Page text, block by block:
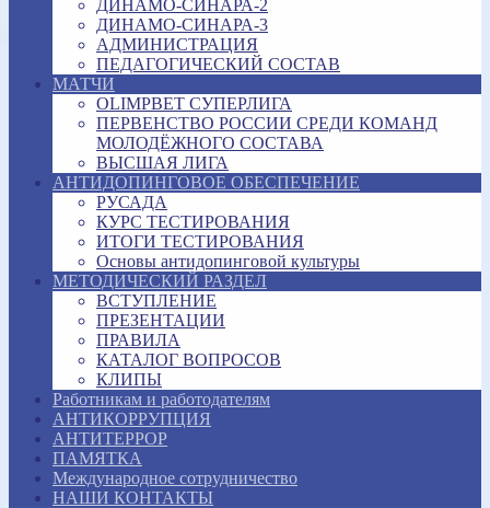
ДИНАМО-СИНАРА-2
ДИНАМО-СИНАРА-3
АДМИНИСТРАЦИЯ
ПЕДАГОГИЧЕСКИЙ СОСТАВ
МАТЧИ
OLIMPBET СУПЕРЛИГА
ПЕРВЕНСТВО РОССИИ СРЕДИ КОМАНД
МОЛОДЁЖНОГО СОСТАВА
ВЫСШАЯ ЛИГА
АНТИДОПИНГОВОЕ ОБЕСПЕЧЕНИЕ
РУСАДА
КУРС ТЕСТИРОВАНИЯ
ИТОГИ ТЕСТИРОВАНИЯ
Основы антидопинговой культуры
МЕТОДИЧЕСКИЙ РАЗДЕЛ
ВСТУПЛЕНИЕ
ПРЕЗЕНТАЦИИ
ПРАВИЛА
КАТАЛОГ ВОПРОСОВ
КЛИПЫ
Работникам и работодателям
АНТИКОРРУПЦИЯ
АНТИТЕРРОР
ПАМЯТКА
Международное сотрудничество
НАШИ КОНТАКТЫ